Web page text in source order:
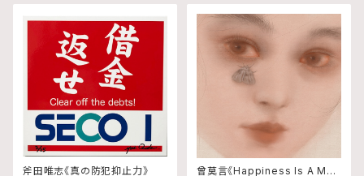
斧田唯志《真の防犯抑止力》
曾莫言《Happiness Is A Mot